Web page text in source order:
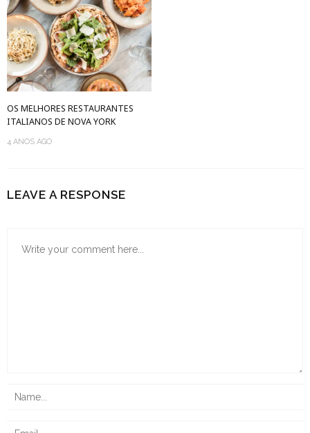
OS MELHORES RESTAURANTES
ITALIANOS DE NOVA YORK
4 ANOS AGO
LEAVE A RESPONSE